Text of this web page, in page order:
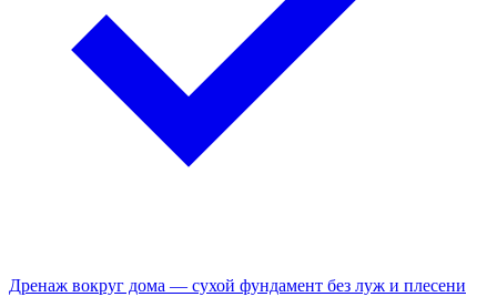
Дренаж вокруг дома — сухой фундамент без луж и плесени